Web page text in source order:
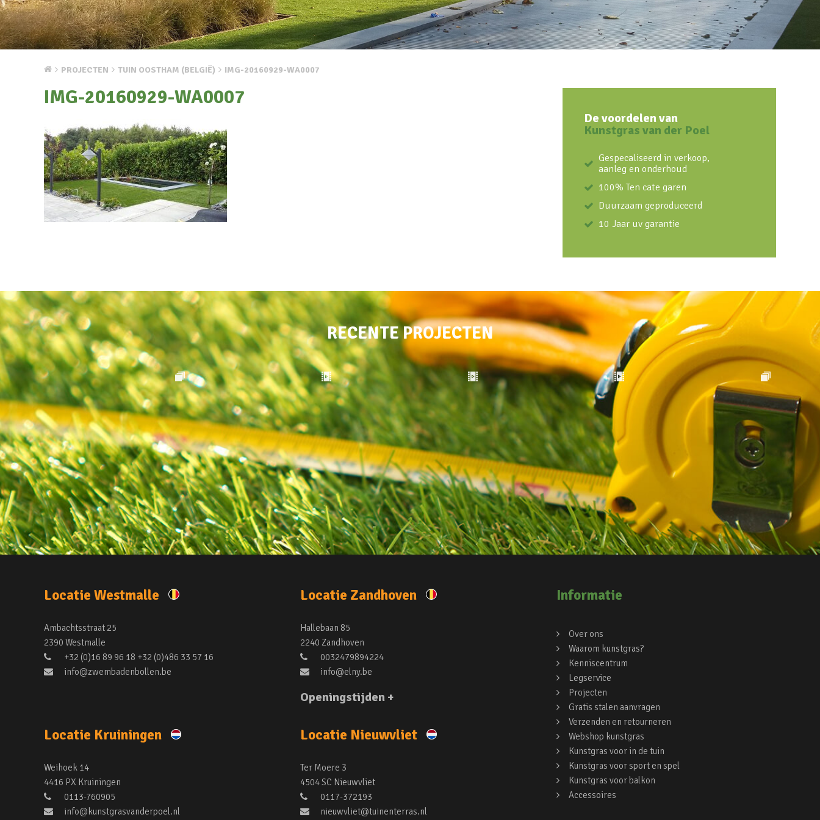
PROJECTEN TUIN OOSTHAM (BELGIË) IMG-20160929-WA0007
IMG-20160929-WA0007
De voordelen van
Kunstgras van der Poel
Gespecaliseerd in verkoop,
aanleg en onderhoud
100% Ten cate garen
Duurzaam geproduceerd
10 Jaar uv garantie
RECENTE PROJECTEN
Locatie Westmalle
Ambachtsstraat 25
2390 Westmalle
+32 (0)16 89 96 18 +32 (0)486 33 57 16
info@zwembadenbollen.be
Locatie Zandhoven
Hallebaan 85
2240 Zandhoven
0032479894224
info@elny.be
Openingstijden +
Locatie Kruiningen
Weihoek 14
4416 PX Kruiningen
0113-760905
info@kunstgrasvanderpoel.nl
Locatie Nieuwvliet
Ter Moere 3
4504 SC Nieuwvliet
0117-372193
nieuwvliet@tuinenterras.nl
Informatie
Over ons
Waarom kunstgras?
Kenniscentrum
Legservice
Projecten
Gratis stalen aanvragen
Verzenden en retourneren
Webshop kunstgras
Kunstgras voor in de tuin
Kunstgras voor sport en spel
Kunstgras voor balkon
Accessoires